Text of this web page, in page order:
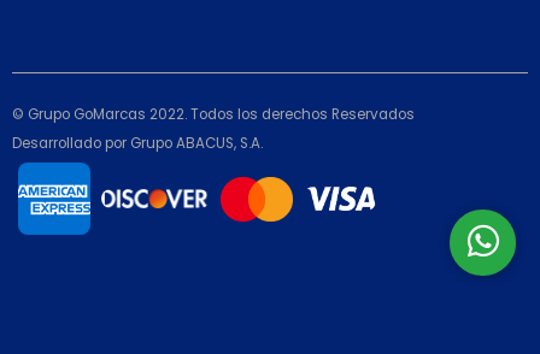
© Grupo GoMarcas 2022. Todos los derechos Reservados
Desarrollado por Grupo ABACUS, S.A.